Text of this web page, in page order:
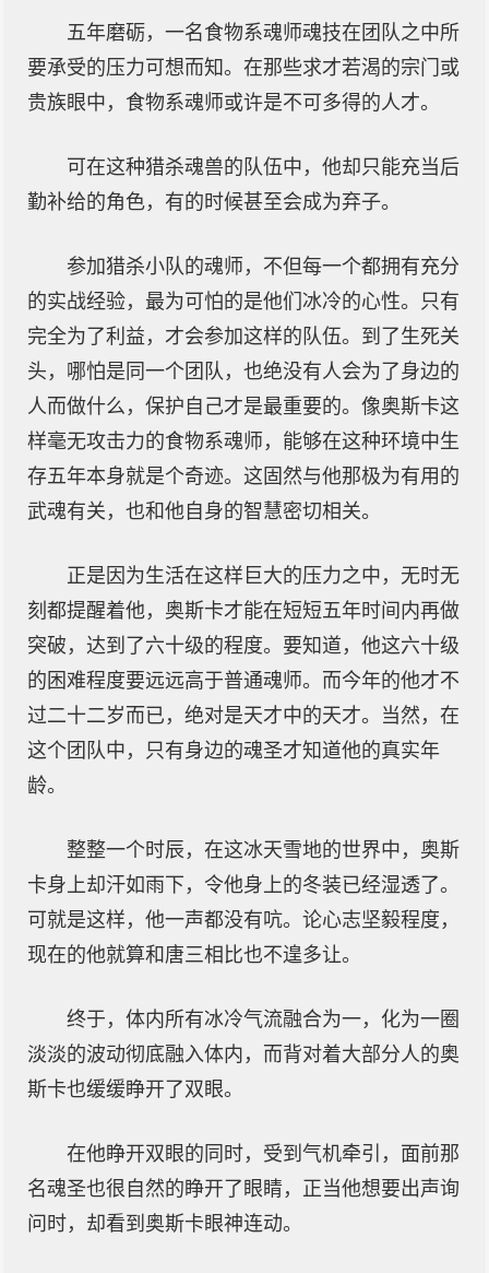
五年磨砺，一名食物系魂师魂技在团队之中所
要承受的压力可想而知。在那些求才若渴的宗门或
贵族眼中，食物系魂师或许是不可多得的人才。
可在这种猎杀魂兽的队伍中，他却只能充当后
勤补给的角色，有的时候甚至会成为弃子。
参加猎杀小队的魂师，不但每一个都拥有充分
的实战经验，最为可怕的是他们冰冷的心性。只有
完全为了利益，才会参加这样的队伍。到了生死关
头，哪怕是同一个团队，也绝没有人会为了身边的
人而做什么，保护自己才是最重要的。像奥斯卡这
样毫无攻击力的食物系魂师，能够在这种环境中生
存五年本身就是个奇迹。这固然与他那极为有用的
武魂有关，也和他自身的智慧密切相关。
正是因为生活在这样巨大的压力之中，无时无
刻都提醒着他，奥斯卡才能在短短五年时间内再做
突破，达到了六十级的程度。要知道，他这六十级
的困难程度要远远高于普通魂师。而今年的他才不
过二十二岁而已，绝对是天才中的天才。当然，在
这个团队中，只有身边的魂圣才知道他的真实年
龄。
整整一个时辰，在这冰天雪地的世界中，奥斯
卡身上却汗如雨下，令他身上的冬装已经湿透了。
可就是这样，他一声都没有吭。论心志坚毅程度，
现在的他就算和唐三相比也不遑多让。
终于，体内所有冰冷气流融合为一，化为一圈
淡淡的波动彻底融入体内，而背对着大部分人的奥
斯卡也缓缓睁开了双眼。
在他睁开双眼的同时，受到气机牵引，面前那
名魂圣也很自然的睁开了眼睛，正当他想要出声询
问时，却看到奥斯卡眼神连动。